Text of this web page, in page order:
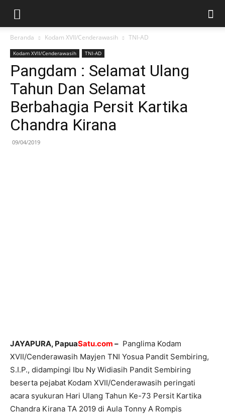
Beranda Kodam XVII/Cenderawasih TNI-AD
Kodam XVII/Cenderawasih TNI-AD
Pangdam : Selamat Ulang
Tahun Dan Selamat
Berbahagia Persit Kartika
Chandra Kirana
09/04/2019
JAYAPURA, PapuaSatu.com – Panglima Kodam
XVII/Cenderawasih Mayjen TNI Yosua Pandit Sembiring,
S.I.P., didampingi Ibu Ny Widiasih Pandit Sembiring
beserta pejabat Kodam XVII/Cenderawasih peringati
acara syukuran Hari Ulang Tahun Ke-73 Persit Kartika
Chandra Kirana TA 2019 di Aula Tonny A Rompis